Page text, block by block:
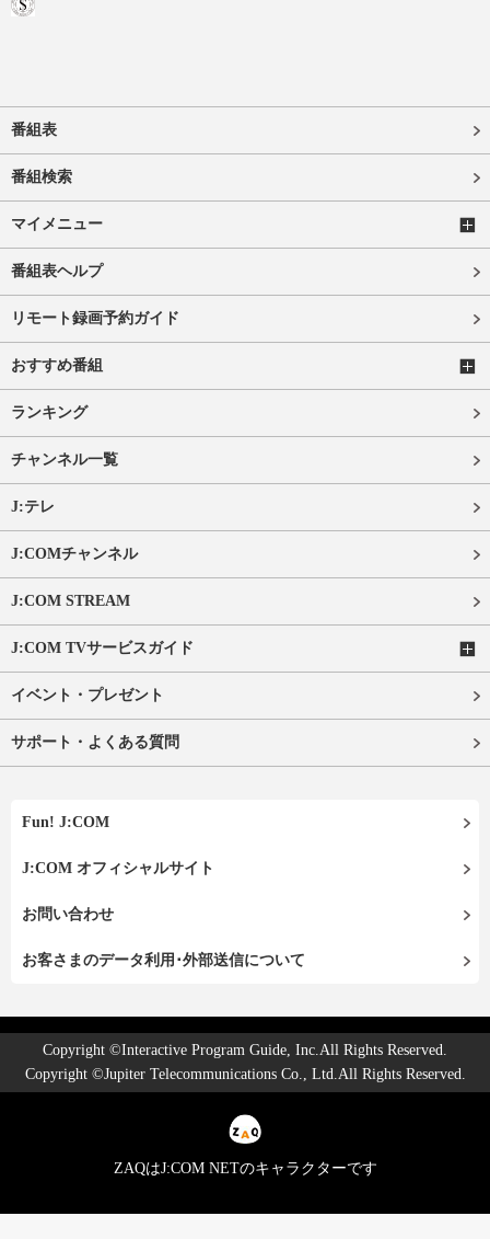
番組表
番組検索
マイメニュー
番組表ヘルプ
リモート録画予約ガイド
おすすめ番組
ランキング
チャンネル一覧
J:テレ
J:COMチャンネル
J:COM STREAM
J:COM TVサービスガイド
イベント・プレゼント
サポート・よくある質問
Fun! J:COM
J:COM オフィシャルサイト
お問い合わせ
お客さまのデータ利用･外部送信について
Copyright ©Interactive Program Guide, Inc.All Rights Reserved.
Copyright ©Jupiter Telecommunications Co., Ltd.All Rights Reserved.
ZAQはJ:COM NETのキャラクターです